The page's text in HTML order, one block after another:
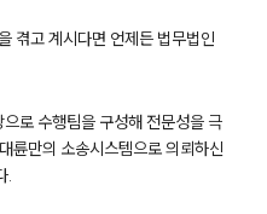
길
너 로펌
색
겪고 계시다면 언제든 법무법인
로 수행팀을 구성해 전문성을 극
륜만의 소송시스템으로 의뢰하신
.